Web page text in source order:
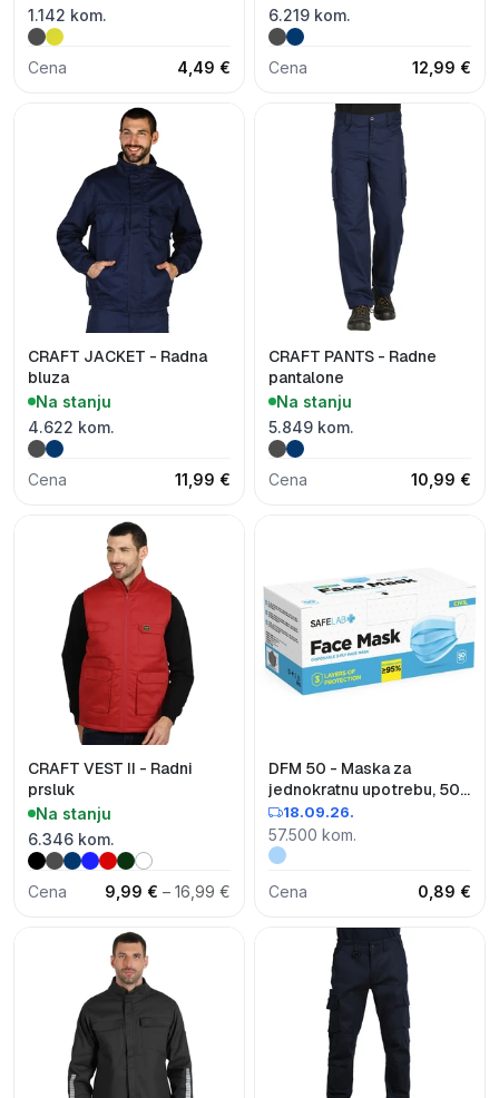
1.142 kom.
Cena 4,49 €
6.219 kom.
Cena 12,99 €
CRAFT JACKET - Radna
bluza
Na stanju
4.622 kom.
Cena 11,99 €
CRAFT PANTS - Radne
pantalone
Na stanju
5.849 kom.
Cena 10,99 €
CRAFT VEST II - Radni
prsluk
Na stanju
6.346 kom.
Cena 9,99 € – 16,99 €
DFM 50 - Maska za
jednokratnu upotrebu, 50
kom18.09.26.
57.500 kom.
Cena 0,89 €